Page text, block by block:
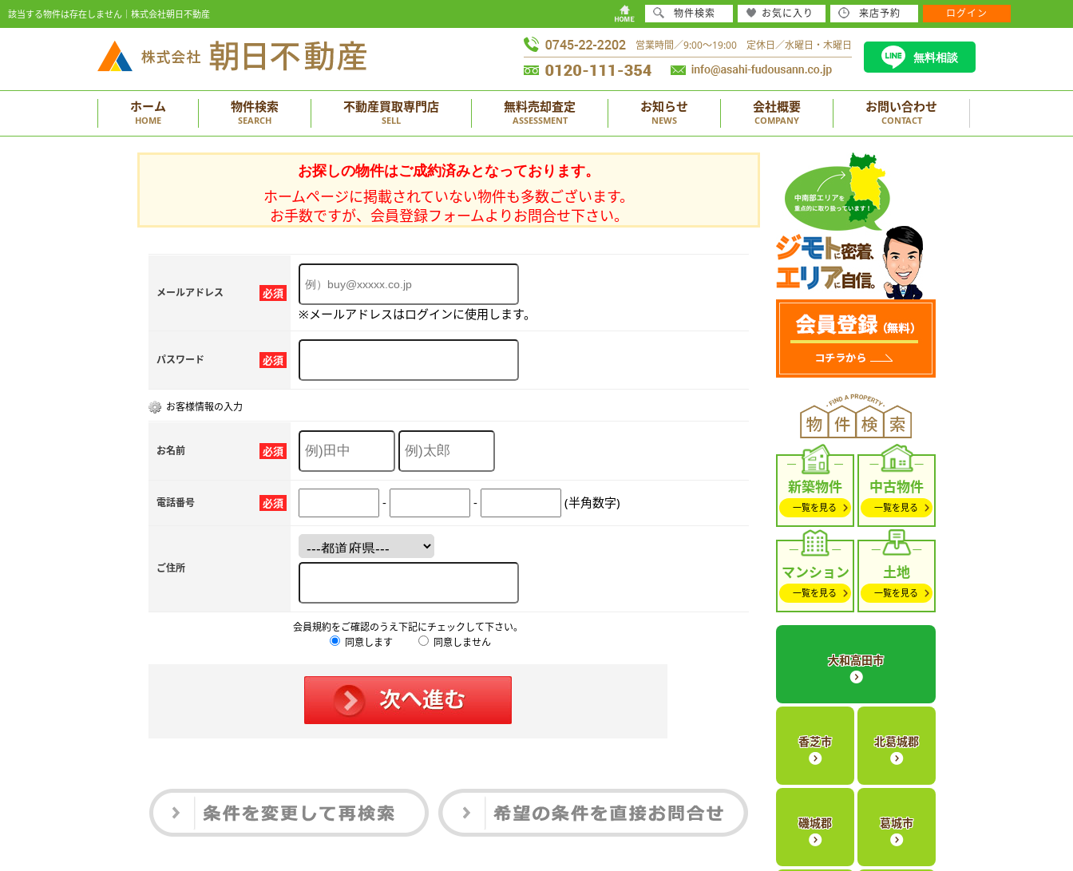
該当する物件は存在しません｜株式会社朝日不動産
営業時間／9:00～19:00 定休日／水曜日・木曜日
無料相談
ホーム
HOME
物件検索
SEARCH
不動産買取専門店
SELL
無料売却査定
ASSESSMENT
お知らせ
NEWS
会社概要
COMPANY
お問い合わせ
CONTACT
お探しの物件はご成約済みとなっております。
ホームページに掲載されていない物件も多数ございます。
お手数ですが、会員登録フォームよりお問合せ下さい。
必須
メールアドレス
※メールアドレスはログインに使用します。
必須
パスワード
お客様情報の入力
必須
お名前
必須
電話番号 - - (半角数字)
ご住所
会員規約をご確認のうえ下記にチェックして下さい。
同意します
同意しません
新築物件
一覧を見る
中古物件
一覧を見る
マンション
一覧を見る
土地
一覧を見る
大和高田市
香芝市 北葛城郡
磯城郡 葛城市
物件検索 お気に入り 来店予約 ログイン